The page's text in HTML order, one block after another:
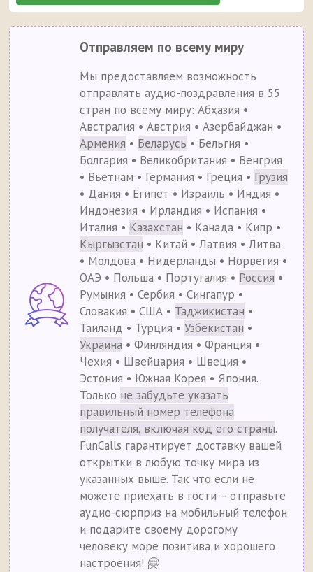
Отправляем по всему миру
Мы предоставляем возможность
отправлять аудио-поздравления в 55
стран по всему миру: Абхазия •
Австралия • Австрия • Азербайджан •
Армения • Беларусь • Бельгия •
Болгария • Великобритания • Венгрия
• Вьетнам • Германия • Греция • Грузия
• Дания • Египет • Израиль • Индия •
Индонезия • Ирландия • Испания •
Италия • Казахстан • Канада • Кипр •
Кыргызстан • Китай • Латвия • Литва
• Молдова • Нидерланды • Норвегия •
ОАЭ • Польша • Португалия • Россия •
Румыния • Сербия • Сингапур •
Словакия • США • Таджикистан •
Таиланд • Турция •Узбекистан •
Украина • Финляндия • Франция •
Чехия • Швейцария • Швеция •
Эстония • Южная Корея • Япония.
Только не забудьте указать
правильный номер телефона
получателя, включая код его страны.
FunCalls гарантирует доставку вашей
открытки в любую точку мира из
указанных выше. Так что если не
можете приехать в гости – отправьте
аудио-сюрприз на мобильный телефон
и подарите своему дорогому
человеку море позитива и хорошего
настроения! 🤗